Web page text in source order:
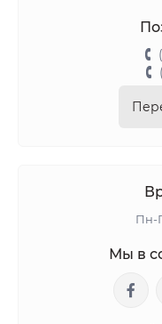
Пн-
Мы в